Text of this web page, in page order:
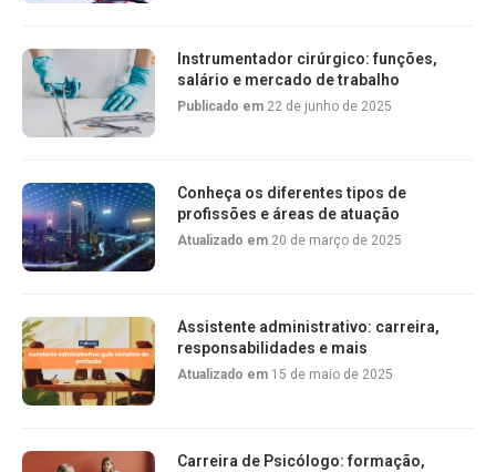
Instrumentador cirúrgico: funções,
salário e mercado de trabalho
Publicado em 22 de junho de 2025
Conheça os diferentes tipos de
profissões e áreas de atuação
Atualizado em 20 de março de 2025
Assistente administrativo: carreira,
responsabilidades e mais
Atualizado em 15 de maio de 2025
Carreira de Psicólogo: formação,